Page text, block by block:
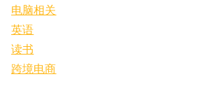
电脑相关
英语
读书
跨境电商